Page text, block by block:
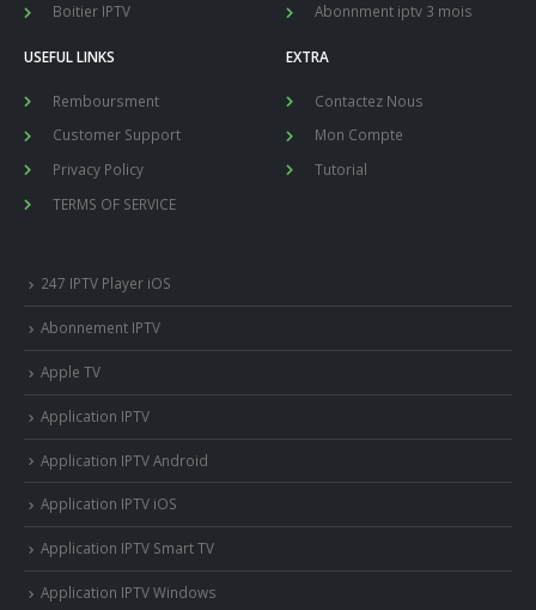
Boitier IPTV
Abonnment iptv 3 mois
USEFUL LINKS
Remboursment
Customer Support
Privacy Policy
TERMS OF SERVICE
EXTRA
Contactez Nous
Mon Compte
Tutorial
247 IPTV Player iOS
Abonnement IPTV
Apple TV
Application IPTV
Application IPTV Android
Application IPTV iOS
Application IPTV Smart TV
Application IPTV Windows